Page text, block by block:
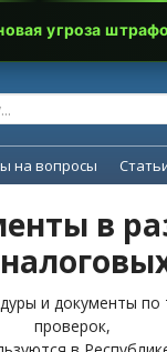
на вопросы
в
и документы
проверок,
угроза